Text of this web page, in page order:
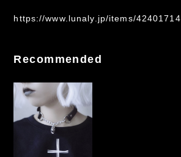
https://www.lunaly.jp/items/42401714
Recommended